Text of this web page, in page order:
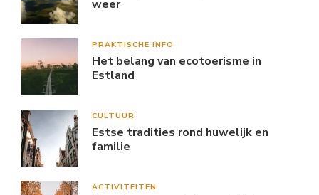
weer
PRAKTISCHE INFO
Het belang van ecotoerisme in
Estland
CULTUUR
Estse tradities rond huwelijk en
familie
ACTIVITEITEN